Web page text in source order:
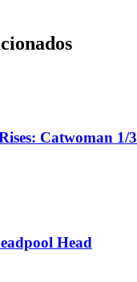
Catwoman 1/3
Head